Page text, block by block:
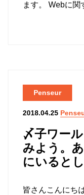
ます。 Webに
〆子ワー
みよう。
にいると
Penseur
2018.04.25
皆さんこんにち